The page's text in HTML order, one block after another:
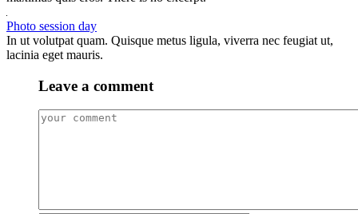
Photo session day
In ut volutpat quam. Quisque metus ligula, viverra nec feugiat ut,
lacinia eget mauris.
Leave a comment